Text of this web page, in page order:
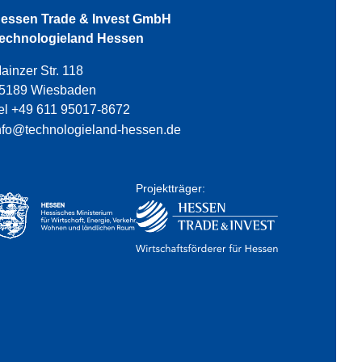
Trade & Invest GmbH
Hessen
Str. 118
Wiesbaden
+49 611 95017-8672
hessen.de
Projektträger: